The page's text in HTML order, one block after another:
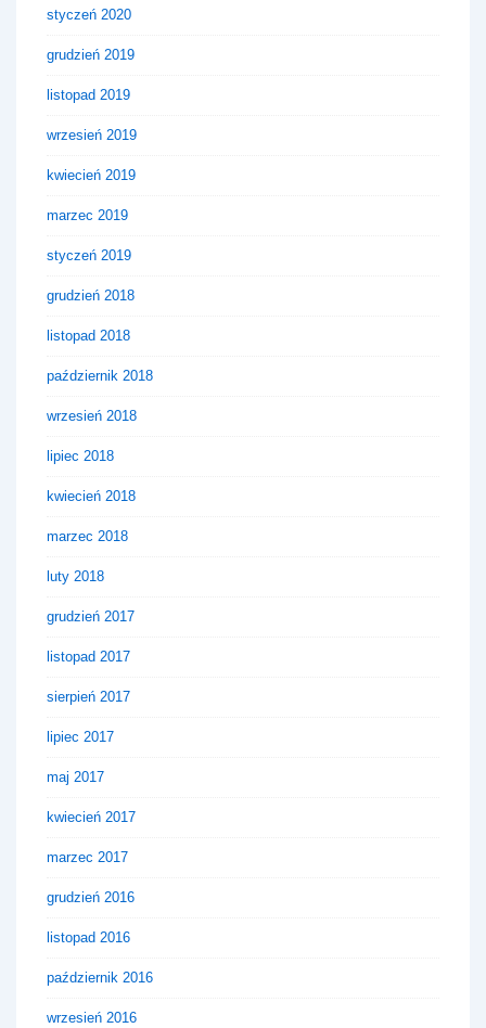
styczeń 2020
grudzień 2019
listopad 2019
wrzesień 2019
kwiecień 2019
marzec 2019
styczeń 2019
grudzień 2018
listopad 2018
październik 2018
wrzesień 2018
lipiec 2018
kwiecień 2018
marzec 2018
luty 2018
grudzień 2017
listopad 2017
sierpień 2017
lipiec 2017
maj 2017
kwiecień 2017
marzec 2017
grudzień 2016
listopad 2016
październik 2016
wrzesień 2016